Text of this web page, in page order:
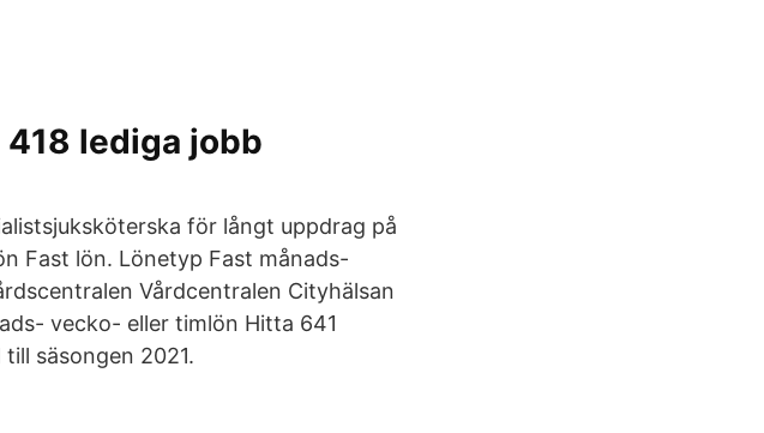
lediga jobb
för långt uppdrag på
Fast lön. Lönetyp Fast månads-
Vårdcentralen Cityhälsan
vecko- eller timlön Hitta 641
säsongen 2021.